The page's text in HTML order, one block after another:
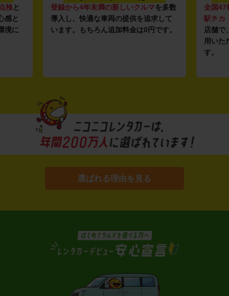
検と
感と
境に
登録から4年未満の新しいクルマを多数
導入し、快適な車両の提供を追求して
います。もちろん追加料金は0円です。
全国47
駅チカ
店舗で
用いた
す。
選ばれる理由を見る